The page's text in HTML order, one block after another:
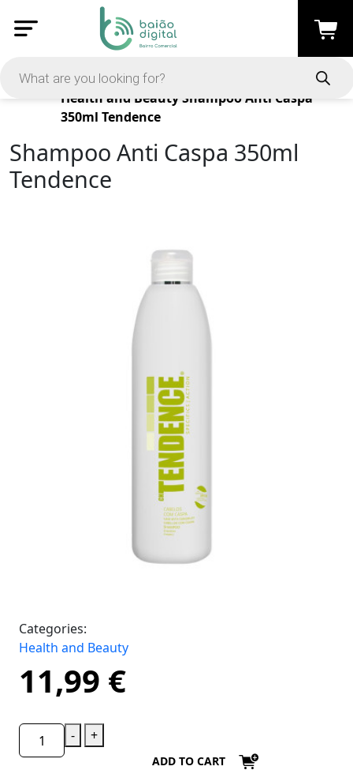
Products
Health and Beauty Shampoo Anti Caspa
350ml Tendence
Shampoo Anti Caspa 350ml
Tendence
Categories:
Health and Beauty
11,99 €
- +
ADD TO CART